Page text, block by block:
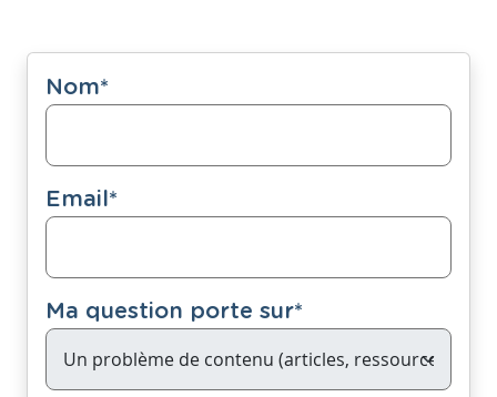
Nom*
Email*
Ma question porte sur*